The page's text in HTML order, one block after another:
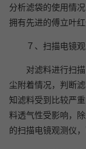
分析滤袋的使用情
拥有先进的傅立叶
７、扫描电镜
对滤料进行扫
尘附着情况，判断
知滤料受到比较严
料透气性受影响，
的扫描电镜观测仪